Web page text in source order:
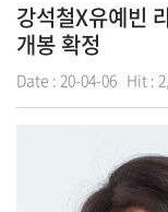
강석철X유예빈
개봉 확정
Date : 20-04-06 Hit :